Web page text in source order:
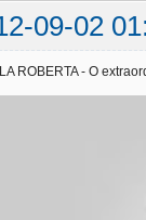
09-02
ROBERTA - O